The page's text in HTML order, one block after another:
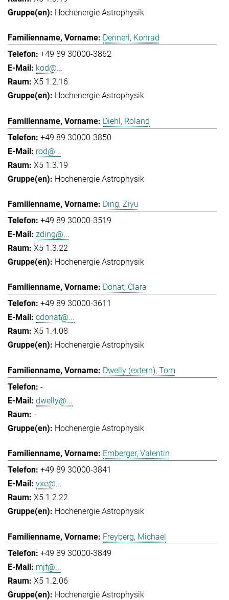
Hochenergie Astrophysik
Dennerl, Konrad
+49 89 30000-3862
kod@...
X5 1.2.16
Hochenergie Astrophysik
Diehl, Roland
+49 89 30000-3850
rod@...
X5 1.3.19
Hochenergie Astrophysik
Ding, Ziyu
+49 89 30000-3519
zding@...
X5 1.3.22
Hochenergie Astrophysik
Donat, Clara
+49 89 30000-3611
cdonat@...
X5 1.4.08
Hochenergie Astrophysik
Dwelly (extern), Tom
-
dwelly@...
-
Hochenergie Astrophysik
Emberger, Valentin
+49 89 30000-3841
vxe@...
X5 1.2.22
Hochenergie Astrophysik
Freyberg, Michael
+49 89 30000-3849
mjf@...
X5 1.2.06
Hochenergie Astrophysik